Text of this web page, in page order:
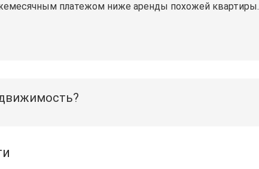
платежом ниже аренды похожей квартиры.